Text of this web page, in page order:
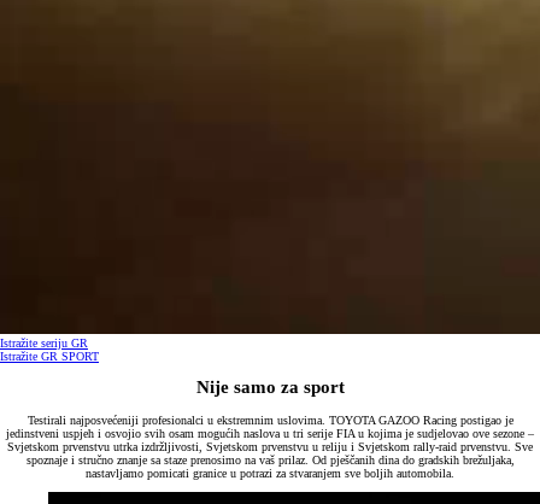
Istražite seriju GR
Istražite GR SPORT
Nije samo za sport
Testirali najposvećeniji profesionalci u ekstremnim uslovima. TOYOTA GAZOO Racing postigao je
jedinstveni uspjeh i osvojio svih osam mogućih naslova u tri serije FIA u kojima je sudjelovao ove sezone –
Svjetskom prvenstvu utrka izdržljivosti, Svjetskom prvenstvu u reliju i Svjetskom rally-raid prvenstvu. Sve
spoznaje i stručno znanje sa staze prenosimo na vaš prilaz. Od pješčanih dina do gradskih brežuljaka,
nastavljamo pomicati granice u potrazi za stvaranjem sve boljih automobila.